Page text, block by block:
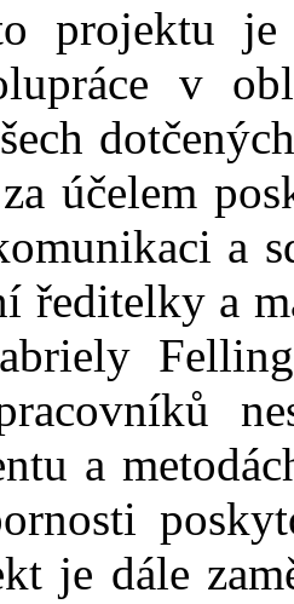
projektu
v
účelem
a
ředitelky a
a
je dále